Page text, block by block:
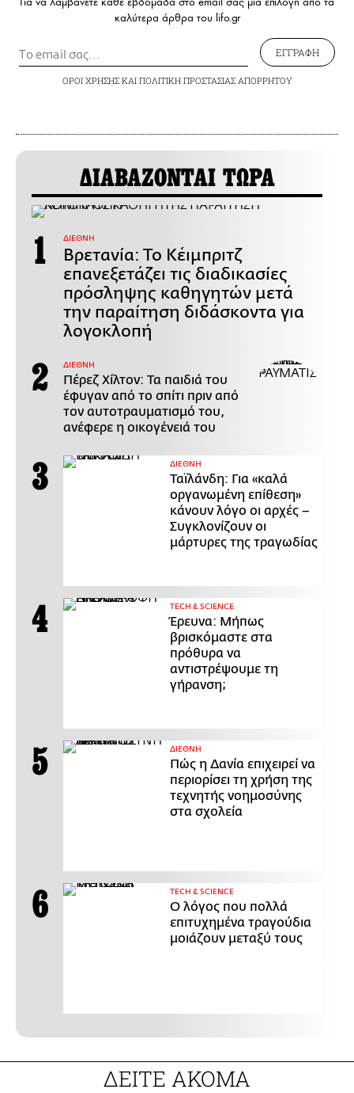
καλύτερα άρθρα του lifo.gr
ΕΓΓΡΑΦΗ
ΟΡΟΙ ΧΡΗΣΗΣΚΑΙ ΠΟΛΙΤΙΚΗ ΠΡΟΣΤΑΣΙΑΣ ΑΠΟΡΡΗΤΟΥ
ΔΙΑΒΑΖΟΝΤΑΙ ΤΩΡΑ
ΔΙΕΘΝΗ
Βρετανία: Το Κέιμπριτζ
επανεξετάζει τις διαδικασίες
πρόσληψης καθηγητών μετά
την παραίτηση διδάσκοντα για
λογοκλοπή
ΔΙΕΘΝΗ
Πέρεζ Χίλτον: Τα παιδιά του
έφυγαν από το σπίτι πριν από
τον αυτοτραυματισμό του,
ανέφερε η οικογένειά του
ΔΙΕΘΝΗ
Ταϊλάνδη: Για «καλά
οργανωμένη επίθεση»
κάνουν λόγο οι αρχές –
Συγκλονίζουν οι
μάρτυρες της τραγωδίας
ΤECH & SCIENCE
Έρευνα: Μήπως
βρισκόμαστε στα
πρόθυρα να
αντιστρέψουμε τη
γήρανση;
ΔΙΕΘΝΗ
Πώς η Δανία επιχειρεί να
περιορίσει τη χρήση της
τεχνητής νοημοσύνης
στα σχολεία
ΤECH & SCIENCE
Ο λόγος που πολλά
επιτυχημένα τραγούδια
μοιάζουν μεταξύ τους
ΔΕΙΤΕ ΑΚΟΜΑ